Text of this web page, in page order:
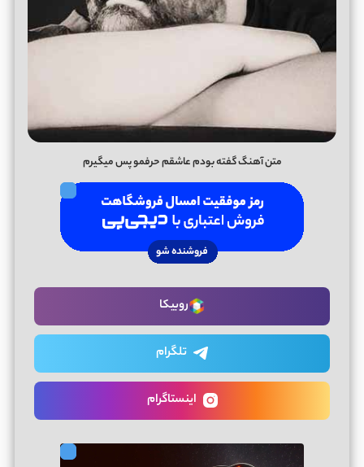
متن آهنگ گفته بودم عاشقم حرفمو پس میگیرم
روبیکا
تلگرام
اینستاگرام